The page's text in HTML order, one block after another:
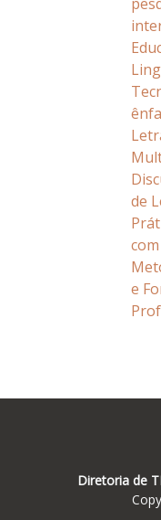
de
e
Diretoria de